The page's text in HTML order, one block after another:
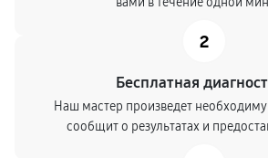
2
Бесплатная
Наш мастер произведет
сообщит о результатах и